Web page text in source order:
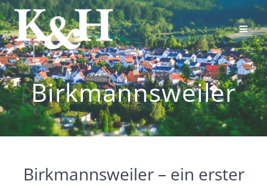
Skip
to
content
Birkmannsweiler
Birkmannsweiler – ein erster